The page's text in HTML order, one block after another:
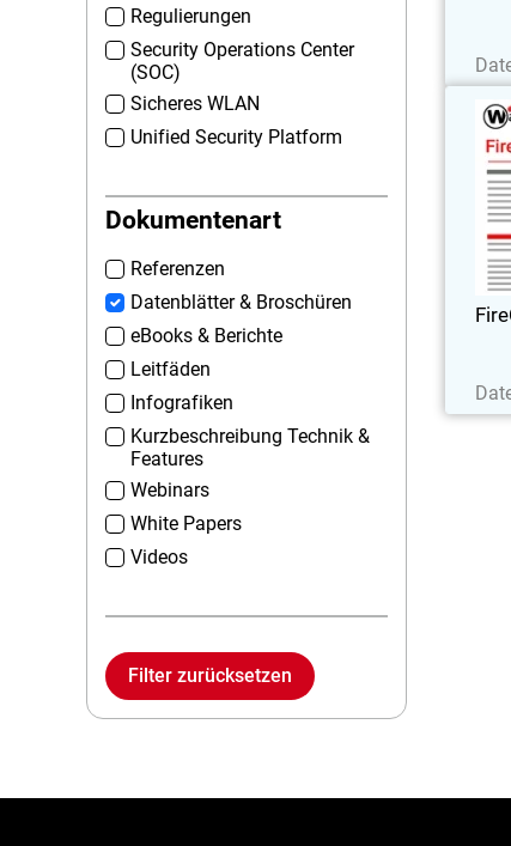
Regulierungen
Security Operations Center
(SOC)
Sicheres WLAN
Unified Security Platform
Dokumentenart
Referenzen
Datenblätter & Broschüren
eBooks & Berichte
Leitfäden
Infografiken
Kurzbeschreibung Technik &
Features
Webinars
White Papers
Videos
Filter zurücksetzen